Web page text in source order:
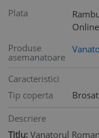
Plata
Online
Produse
asemanatoare
Caracteristici
Tip coperta
Descriere
Titlu: Vanatorul